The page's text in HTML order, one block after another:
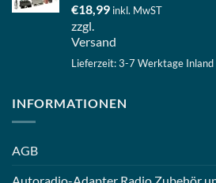
€18,99 inkl. MwST
zzgl.
Versand
Lieferzeit: 3-7 Werktage Inland
INFORMATIONEN
AGB